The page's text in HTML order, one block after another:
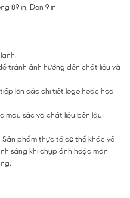
89 in, Đen 9 in
tránh ảnh hưởng đến chất liệu và
lên các chi tiết logo hoặc họa
màu sắc và chất liệu bền lâu.
Sản phẩm thực tế có thể khác về
sáng khi chụp ảnh hoặc màn